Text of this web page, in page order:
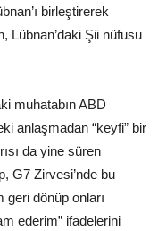
birleştirerek
Lübnan’daki Şii nüfusu
muhatabın ABD
anlaşmadan “keyfi” bir
da yine süren
G7 Zirvesi’nde bu
dönüp onları
ederim” ifadelerini